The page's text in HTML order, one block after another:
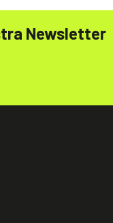
Newsletter